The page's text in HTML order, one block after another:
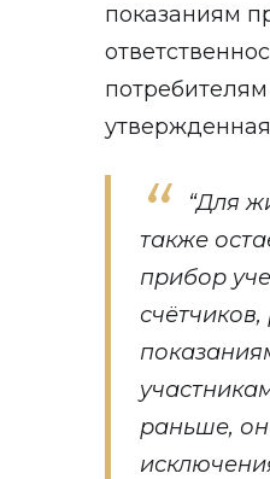
показаниям
“Для
также
прибор
раньше,